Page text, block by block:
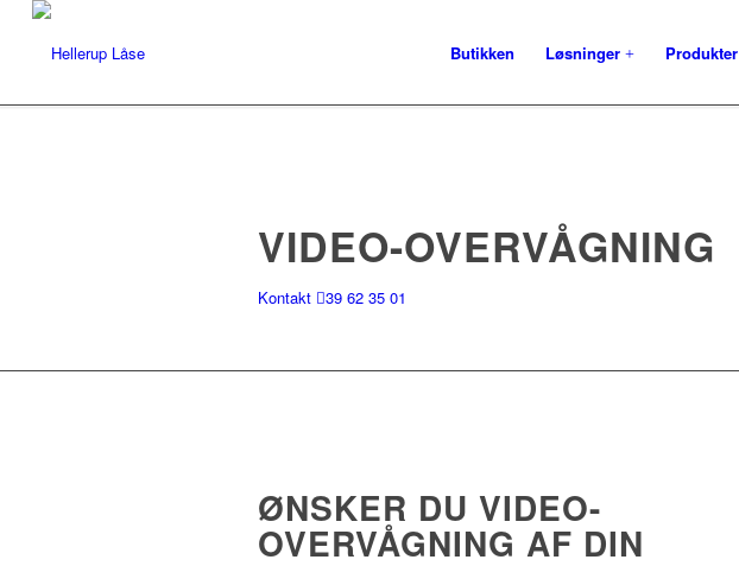
Butikken Løsninger Produkter
VIDEO-OVERVÅGNING
Kontakt 39 62 35 01
ØNSKER DU VIDEO-
OVERVÅGNING AF DIN